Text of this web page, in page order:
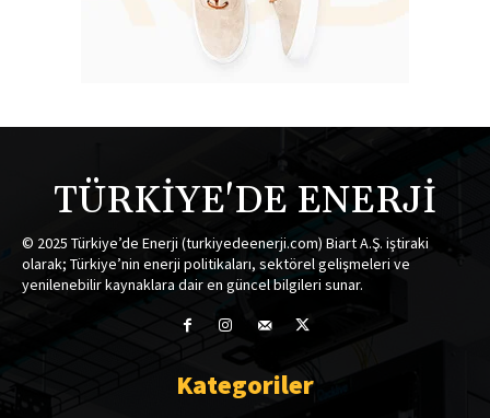
TÜRKİYE'DE ENERJİ
© 2025 Türkiye’de Enerji (turkiyedeenerji.com) Biart A.Ş. iştiraki
olarak; Türkiye’nin enerji politikaları, sektörel gelişmeleri ve
yenilenebilir kaynaklara dair en güncel bilgileri sunar.
Kategoriler